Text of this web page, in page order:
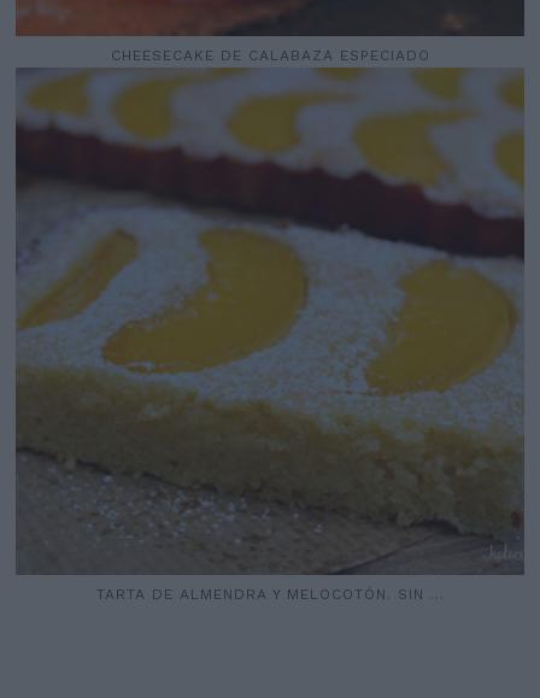
CHEESECAKE DE CALABAZA ESPECIADO
TARTA DE ALMENDRA Y MELOCOTÓN. SIN ...